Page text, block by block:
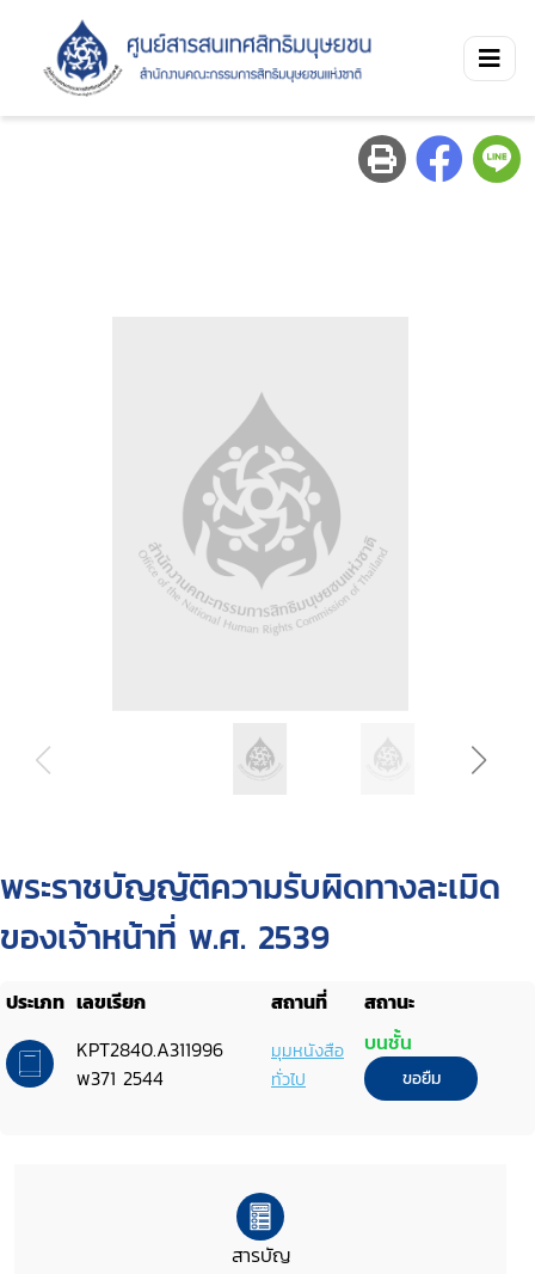
พระราชบัญญัติความรับผิดทางละเมิด
ของเจ้าหน้าที่ พ.ศ. 2539
ประเภท เลขเรียก สถานที่
สถานะ
KPT2840.A311996
พ371 2544
มุมหนังสือ
ทั่วไป
บนชั้น
ขอยืม
สารบัญ